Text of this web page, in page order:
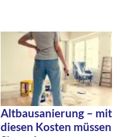
Altbausanierung – mit
diesen Kosten müssen